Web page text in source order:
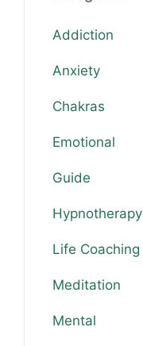
Addiction
Anxiety
Chakras
Emotional
Guide
Hypnotherapy
Life Coaching
Meditation
Mental